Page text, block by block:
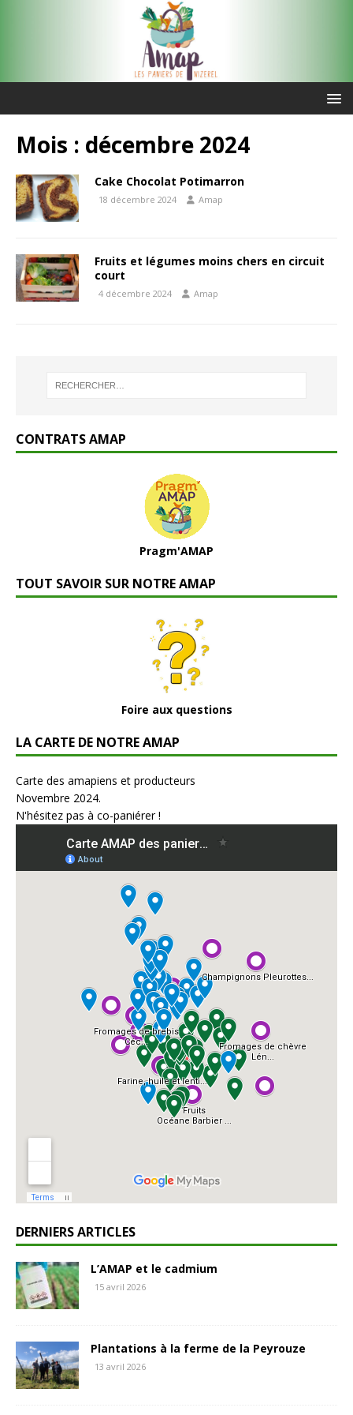
Mois : décembre 2024
Cake Chocolat Potimarron
18 décembre 2024 Amap
Fruits et légumes moins chers en circuit
court
4 décembre 2024 Amap
CONTRATS AMAP
Pragm'AMAP
TOUT SAVOIR SUR NOTRE AMAP
Foire aux questions
LA CARTE DE NOTRE AMAP
Carte des amapiens et producteurs
Novembre 2024.
N'hésitez pas à co-paniérer !
DERNIERS ARTICLES
L’AMAP et le cadmium
15 avril 2026
Plantations à la ferme de la Peyrouze
13 avril 2026